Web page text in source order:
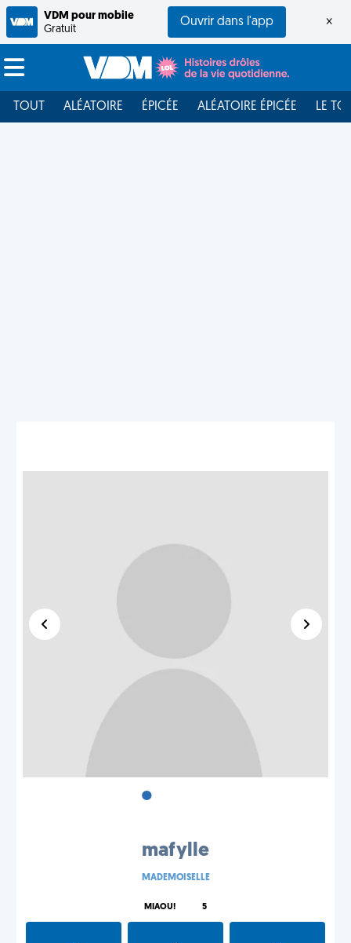
VDM pour mobile
Gratuit
Ouvrir dans l'app ×
TOUT ALÉATOIRE ÉPICÉE ALÉATOIRE ÉPICÉE LE
•
mafylle
MADEMOISELLE
MIAOU! 5